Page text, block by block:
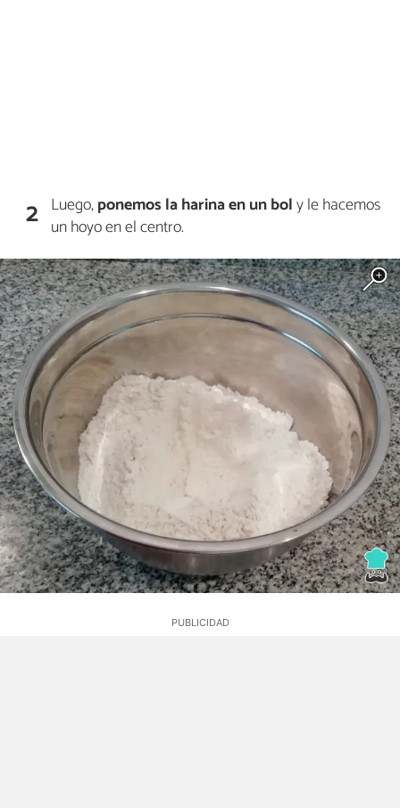
2 Luego,ponemos la harina en un boly le hacemos
un hoyo en el centro.